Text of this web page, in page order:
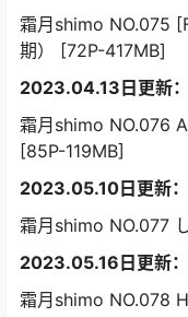
霜月shimo NO.075
期） [72P-417MB]
2023.04.13日更新：
霜月shimo NO.076
[85P-119MB]
2023.05.10日更新：
霜月shimo NO.077
2023.05.16日更新：
霜月shimo NO.078